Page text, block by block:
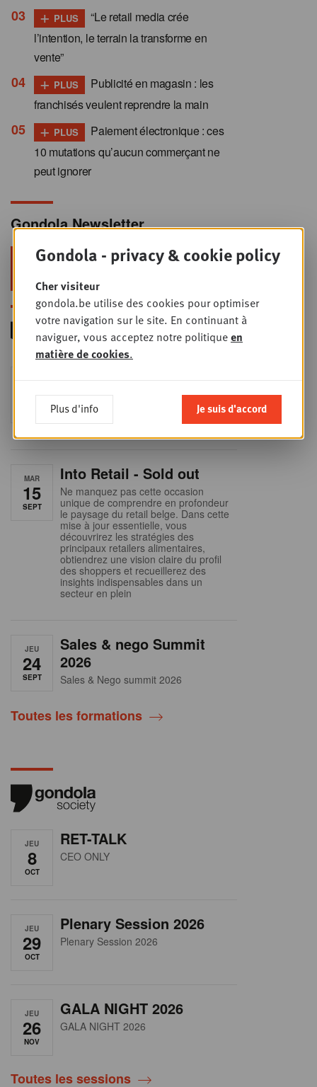
+ PLUS
“Le retail media crée
l’intention, le terrain la transforme en
vente”
+ PLUS
Publicité en magasin : les
franchisés veulent reprendre la main
+ PLUS
Paiement électronique : ces
10 mutations qu’aucun commerçant ne
peut ignorer
Gondola Newsletter
Restez au top dans le retail & le
9
business planning
Intro to Negotiation: Succes aan de
onderhandelingstafel is geen toeval!
MAR
15
SEPT
Into Retail - Sold out
Ne manquez pas cette occasion
unique de comprendre en profondeur
le paysage du retail belge. Dans cette
mise à jour essentielle, vous
découvrirez les stratégies des
principaux retailers alimentaires,
obtiendrez une vision claire du profil
des shoppers et recueillerez des
insights indispensables dans un
secteur en plein
JEU
24
SEPT
Sales & nego Summit
2026
Sales & Nego summit 2026
Toutes les formations
JEU
8
OCT
RET-TALK
CEO ONLY
JEU
29
OCT
Plenary Session 2026
Plenary Session 2026
JEU
26
NOV
GALA NIGHT 2026
GALA NIGHT 2026
Toutes les sessions
Gondola - privacy & cookie policy
Cher visiteur
gondola.be utilise des cookies pour optimiser
votre navigation sur le site. En continuant à
naviguer, vous acceptez notre politiqueen
matière de cookies.
Plus d'info Je suis d'accord